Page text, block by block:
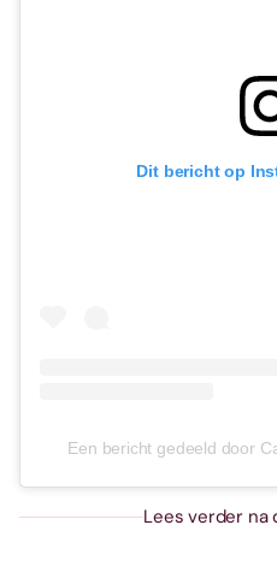
Dit bericht op
Een bericht gedeeld door
Lees verder